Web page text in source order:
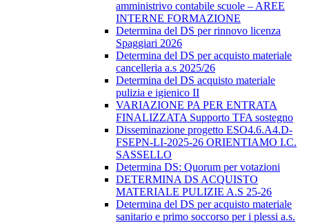
amministrivo contabile scuole – AREE
INTERNE FORMAZIONE
Determina del DS per rinnovo licenza
Spaggiari 2026
Determina del DS per acquisto materiale
cancelleria a.s 2025/26
Determina del DS acquisto materiale
pulizia e igienico II
VARIAZIONE PA PER ENTRATA
FINALIZZATA Supporto TFA sostegno
Disseminazione progetto ESO4.6.A4.D-
FSEPN-LI-2025-26 ORIENTIAMO I.C.
SASSELLO
Determina DS: Quorum per votazioni
DETERMINA DS ACQUISTO
MATERIALE PULIZIE A.S 25-26
Determina del DS per acquisto materiale
sanitario e primo soccorso per i plessi a.s.